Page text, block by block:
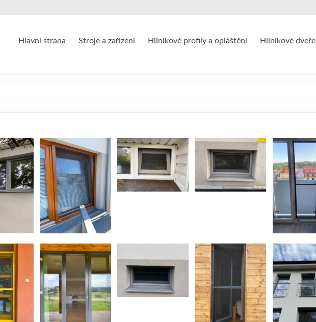
Hlavní strana Stroje a zařízení Hliníkové profily a opláštění Hliníkové dveře